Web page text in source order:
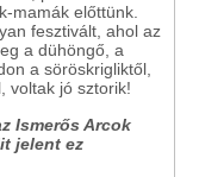
mamák előttünk.
fesztivált, ahol az
a dühöngő, a
a söröskrigliktől,
voltak jó sztorik!
Ismerős Arcok
jelent ez